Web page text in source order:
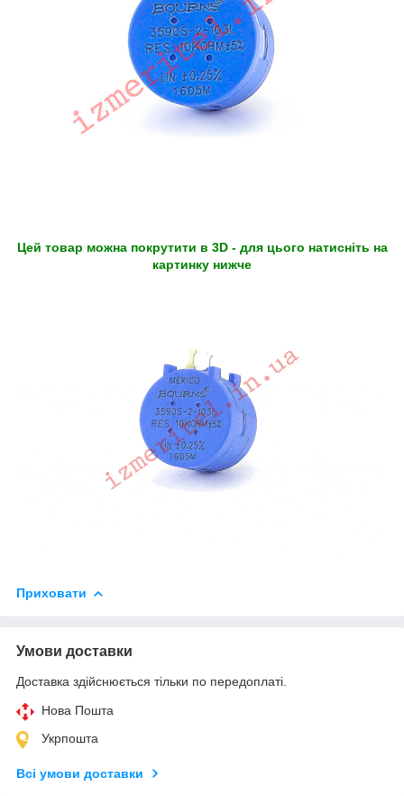
Цей товар можна покрутити в 3D - для цього натисніть на
картинку нижче
Приховати
Умови доставки
Доставка здійснюється тільки по передоплаті.
Нова Пошта
Укрпошта
Всі умови доставки